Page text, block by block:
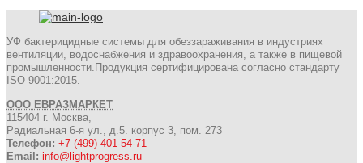
УФ бактерицидные системы для обеззараживания в индустриях
вентиляции, водоснабжения и здравоохранения, а также в пищевой
промышленности.Продукция сертифицирована согласно стандарту
ISO 9001:2015.
ООО ЕВРАЗМАРКЕТ
115404 г. Москва,
Радиальная 6-я ул., д.5. корпус 3, пом. 273
Телефон: +7 (499) 401-54-71
Email: info@lightprogress.ru